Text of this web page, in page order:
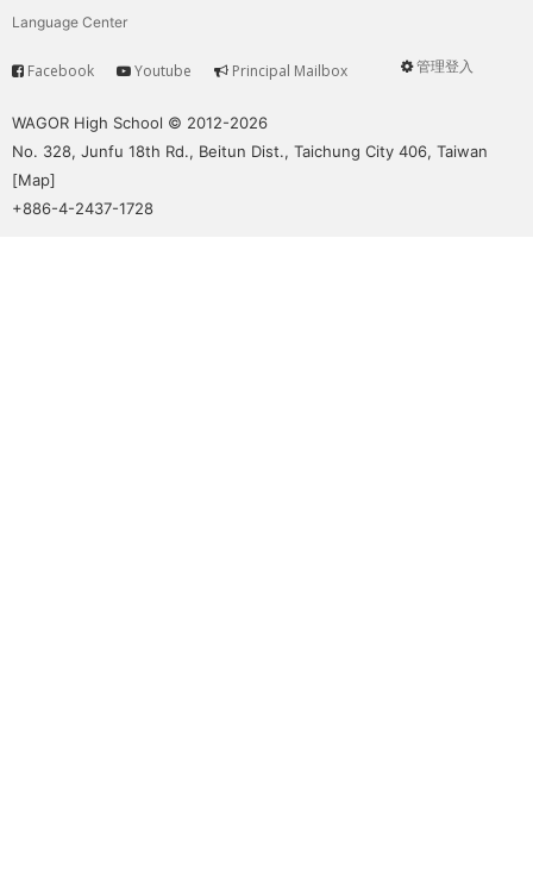
Language Center
User
管理登入
Service
Facebook Youtube Principal Mailbox
WAGOR High School © 2012-2026
No. 328, Junfu 18th Rd., Beitun Dist., Taichung City 406, Taiwan
[Map]
+886-4-2437-1728